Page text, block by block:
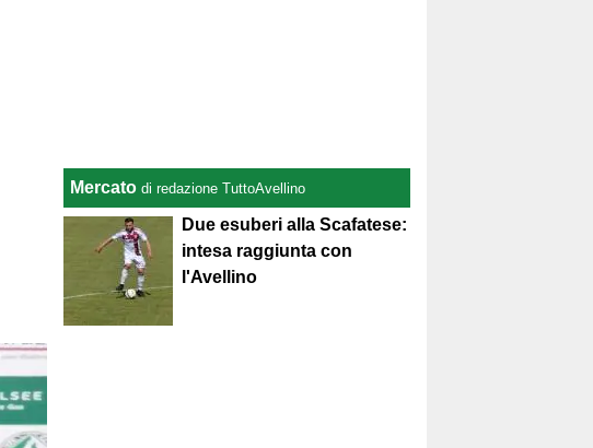
Mercato di redazione TuttoAvellino
Due esuberi alla Scafatese:
intesa raggiunta con
l'Avellino